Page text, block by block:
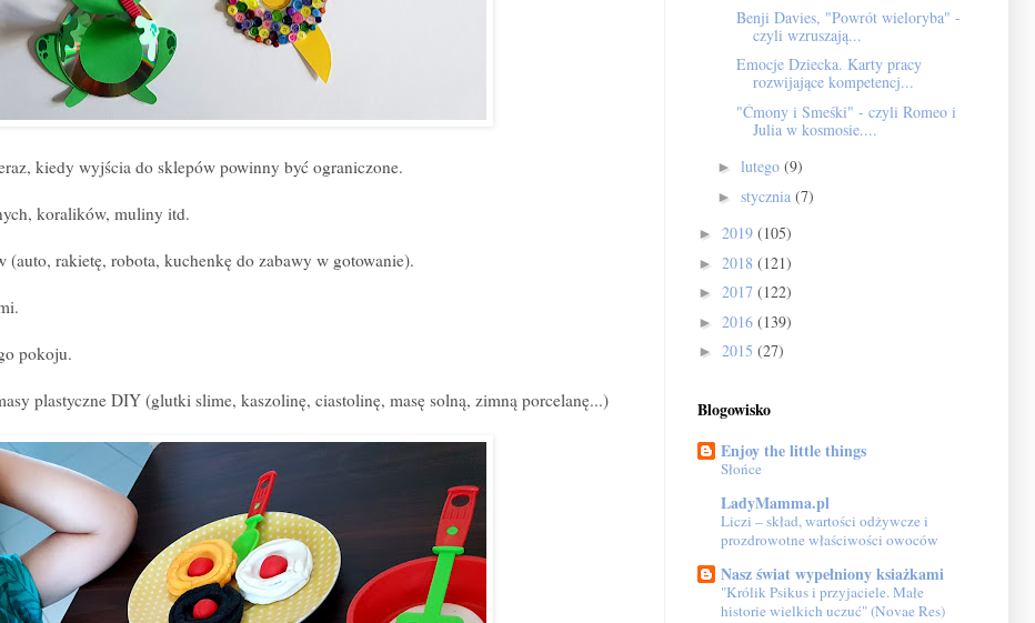
kiedy wyjścia do sklepów powinny być ograniczone.
koralików, muliny itd.
rakietę, robota, kuchenkę do zabawy w gotowanie).
pokoju.
plastyczne DIY (glutki slime, kaszolinę, ciastolinę, masę solną, zimną porcelanę...)
Benji Davies, "Powrót wieloryba" -
czyli wzruszają...
Emocje Dziecka. Karty pracy
rozwijające kompetencj...
"Ćmony i Smeśki" - czyli Romeo i
Julia w kosmosie....
► lutego (9)
► stycznia (7)
► 2019 (105)
► 2018 (121)
► 2017 (122)
► 2016 (139)
► 2015 (27)
Blogowisko
Enjoy the little things
Słońce
LadyMamma.pl
Liczi – skład, wartości odżywcze i
prozdrowotne właściwości owoców
Nasz świat wypełniony ksiażkami
"Królik Psikus i przyjaciele. Małe
historie wielkich uczuć" (Novae Res)